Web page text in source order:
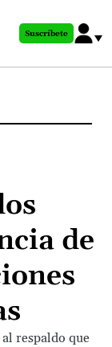
Suscríbete
de
respaldo que